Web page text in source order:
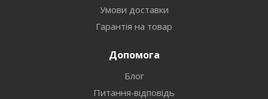
Умови доставки
Гарантія на товар
Допомога
Блог
Питання-відповідь